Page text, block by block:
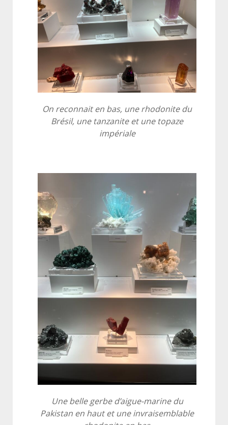
On reconnait en bas, une rhodonite du
Brésil, une tanzanite et une topaze
impériale
Une belle gerbe d’aigue-marine du
Pakistan en haut et une invraisemblable